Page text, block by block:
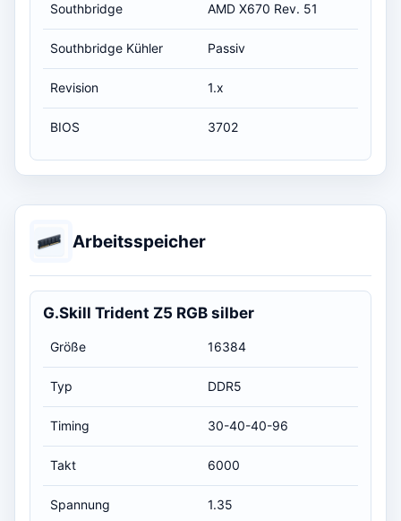
Southbridge AMD X670 Rev. 51
Southbridge Kühler Passiv
Revision 1.x
BIOS 3702
Arbeitsspeicher
G.Skill Trident Z5 RGB silber
Größe 16384
Typ DDR5
Timing 30-40-40-96
Takt 6000
Spannung 1.35